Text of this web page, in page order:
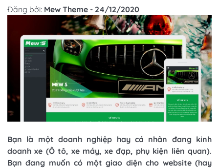
Đăng bởi: Mew Theme - 24/12/2020
Bạn là một doanh nghiệp hay cá nhân đang kinh
doanh xe (Ô tô, xe máy, xe đạp, phụ kiện liên quan).
Bạn đang muốn có mộtgiao diện cho website (hay